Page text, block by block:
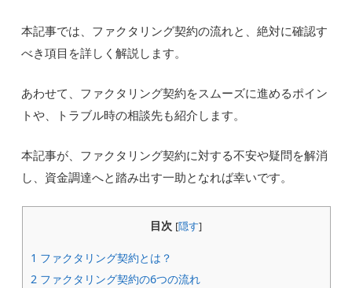
本記事では、ファクタリング契約の流れと、絶対に確認す
べき項目を詳しく解説します。
あわせて、ファクタリング契約をスムーズに進めるポイン
トや、トラブル時の相談先も紹介します。
本記事が、ファクタリング契約に対する不安や疑問を解消
し、資金調達へと踏み出す一助となれば幸いです。
目次 [隠す]
1 ファクタリング契約とは？
2ファクタリング契約の6つの流れ